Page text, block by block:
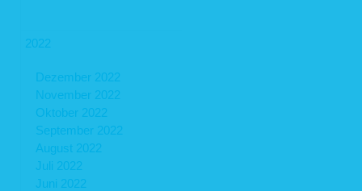
2022
Dezember 2022
November 2022
Oktober 2022
September 2022
August 2022
Juli 2022
Juni 2022